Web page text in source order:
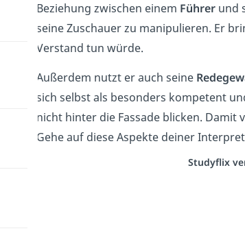
Beziehung zwischen einem Führer und
seine Zuschauer zu manipulieren. Er
Verstand tun würde.
Außerdem nutzt er auch seine
sich selbst als besonders kompetent
nicht hinter die Fassade blicken.
Gehe auf diese Aspekte deiner
Studyflix